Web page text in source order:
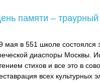
памяти –
мая в 551 школе
диаспоры Москвы.
стихов и все это в
всех культурных